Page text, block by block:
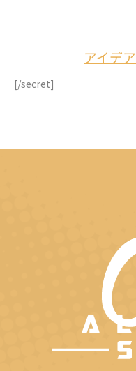
アイデ
[/secret]